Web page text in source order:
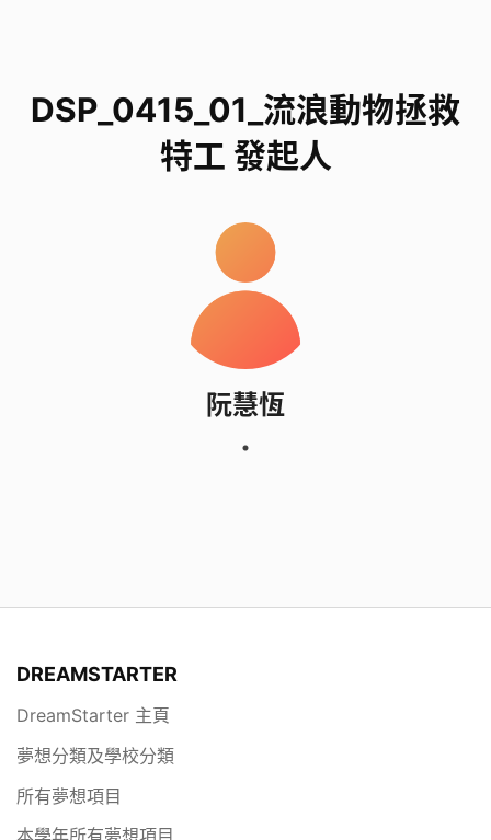
DSP_0415_01_流浪動物拯救
特工 發起人
阮慧恆
DREAMSTARTER
DreamStarter 主頁
夢想分類及學校分類
所有夢想項目